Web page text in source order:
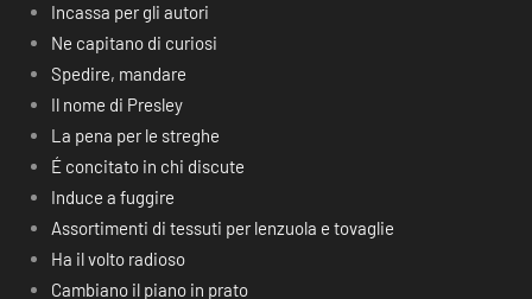
Incassa per gli autori
Ne capitano di curiosi
Spedire, mandare
Il nome di Presley
La pena per le streghe
É concitato in chi discute
Induce a fuggire
Assortimenti di tessuti per lenzuola e tovaglie
Ha il volto radioso
Cambiano il piano in prato